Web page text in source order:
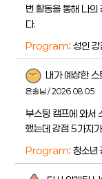
번 활동을 통해 나의
다.
Program: 성인
내가 예상한 스
은솔님 / 2026.08.05
부스팅 캠프에 와서
했는데 강점 5가지
Program: 청소년